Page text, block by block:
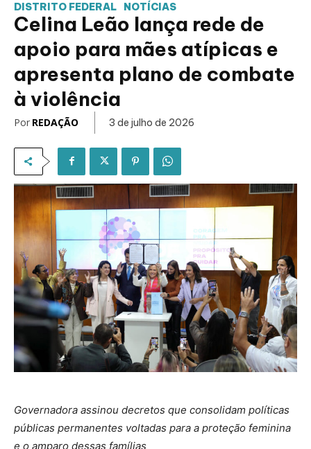
DISTRITO FEDERAL NOTÍCIAS
Celina Leão lança rede de
apoio para mães atípicas e
apresenta plano de combate
à violência
Por REDAÇÃO 3 de julho de 2026
Governadora assinou decretos que consolidam políticas
públicas permanentes voltadas para a proteção feminina
e o amparo dessas famílias